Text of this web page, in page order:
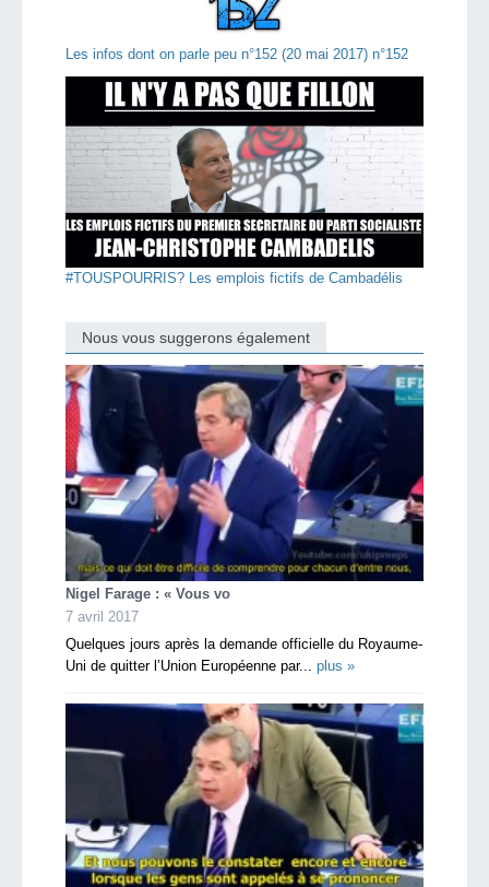
Les infos dont on parle peu n°152 (20 mai 2017) n°152
#TOUSPOURRIS? Les emplois fictifs de Cambadélis
Nous vous suggerons également
Nigel Farage : « Vous vo
7 avril 2017
Quelques jours après la demande officielle du Royaume-
Uni de quitter l’Union Européenne par... plus »